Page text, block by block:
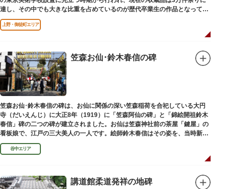
達し、その中でも大きな比重を占めているのが歴代卒業生の作品となってい
ます。
上野・御徒町エリア
笠森お仙･鈴木春信の碑
笠森お仙･鈴木春信の碑は、お仙に関係の深い笠森稲荷を合祀している大円
寺（だいえんじ）に大正8年（1919）に「笠森阿仙の碑」と「錦絵開祖鈴木
春信」碑の二つの碑が建立されました。お仙は笠森神社前の茶屋「鍵屋」の
看板娘で、江戸の三大美人の一人です。絵師鈴木春信はその姿を、当時新し
い絵画様式である多色刷り版画「錦絵」に描きました。
谷中エリア
講道館柔道発祥の地碑